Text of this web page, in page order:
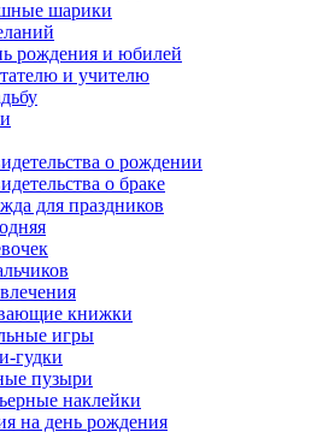
шарики
рождения и юбилей
и учителю
о рождении
о браке
для праздников
книжки
игры
гудки
пузыри
наклейки
на день рождения